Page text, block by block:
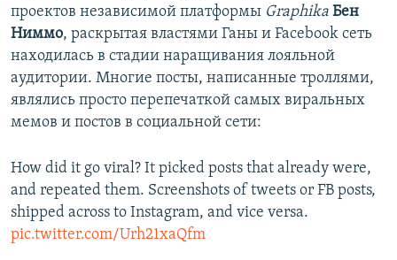
проектов независимой платформы Graphika Бен
Ниммо, раскрытая властями Ганы и Facebook сеть
находилась в стадии наращивания лояльной
аудитории. Многие посты, написанные троллями,
являлись просто перепечаткой самых виральных
мемов и постов в социальной сети:
How did it go viral? It picked posts that already were,
and repeated them. Screenshots of tweets or FB posts,
shipped across to Instagram, and vice versa.
pic.twitter.com/Urh21xaQfm